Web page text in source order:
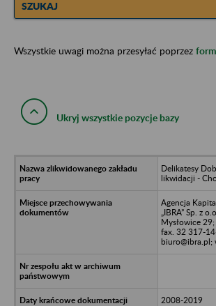
SZUKAJ
Wszystkie uwagi można przesyłać poprzez
Ukryj wszystkie pozycje bazy
Delikatesy
likwidacji -
Agencja
„IBRA” Sp. z
Mysłowice
fax. 32 317-
biuro@ibra.pl;
2008-2019